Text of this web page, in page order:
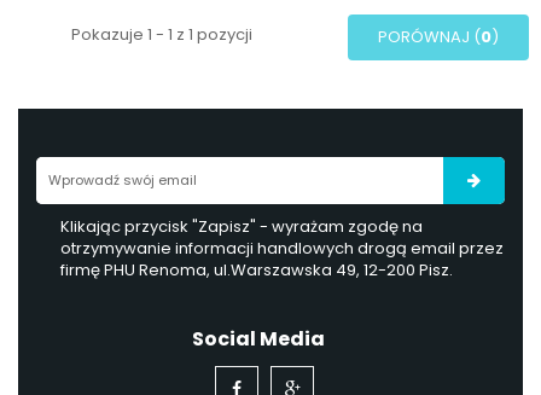
Pokazuje 1 - 1 z 1 pozycji PORÓWNAJ (0)
Klikając przycisk "Zapisz" - wyrażam zgodę na
otrzymywanie informacji handlowych drogą email przez
firmę PHU Renoma, ul.Warszawska 49, 12-200 Pisz.
Social Media